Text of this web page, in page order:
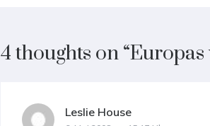
4 thoughts on “Europas
Leslie House